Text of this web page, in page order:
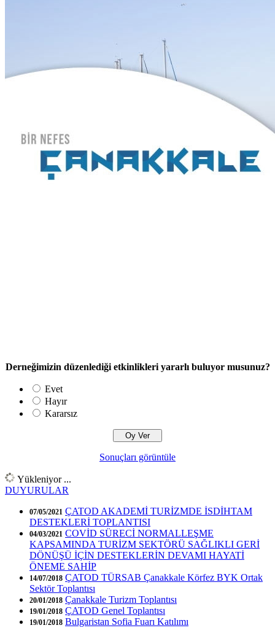
Derneğimizin düzenlediği etkinlikleri yararlı buluyor musunuz?
Evet
Hayır
Kararsız
Sonuçları görüntüle
Yükleniyor ...
DUYURULAR
07/05/2021 ÇATOD AKADEMİ TURİZMDE İSDİHTAM
DESTEKLERİ TOPLANTISI
04/03/2021 COVİD SÜRECİ NORMALLEŞME
KAPSAMINDA TURİZM SEKTÖRÜ SAĞLIKLI GERİ
DÖNÜŞÜ İÇİN DESTEKLERİN DEVAMI HAYATİ
ÖNEME SAHİP
14/07/2018 ÇATOD TÜRSAB Çanakkale Körfez BYK Ortak
Sektör Toplantısı
20/01/2018 Çanakkale Turizm Toplantısı
19/01/2018 ÇATOD Genel Toplantısı
19/01/2018 Bulgaristan Sofia Fuarı Katılımı